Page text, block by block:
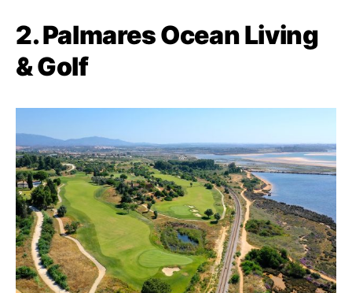
2. Palmares Ocean Living
& Golf